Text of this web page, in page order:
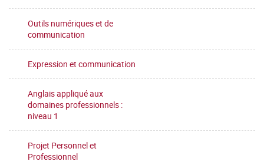
Outils numériques et de
communication
Expression et communication
Anglais appliqué aux
domaines professionnels :
niveau 1
Projet Personnel et
Professionnel